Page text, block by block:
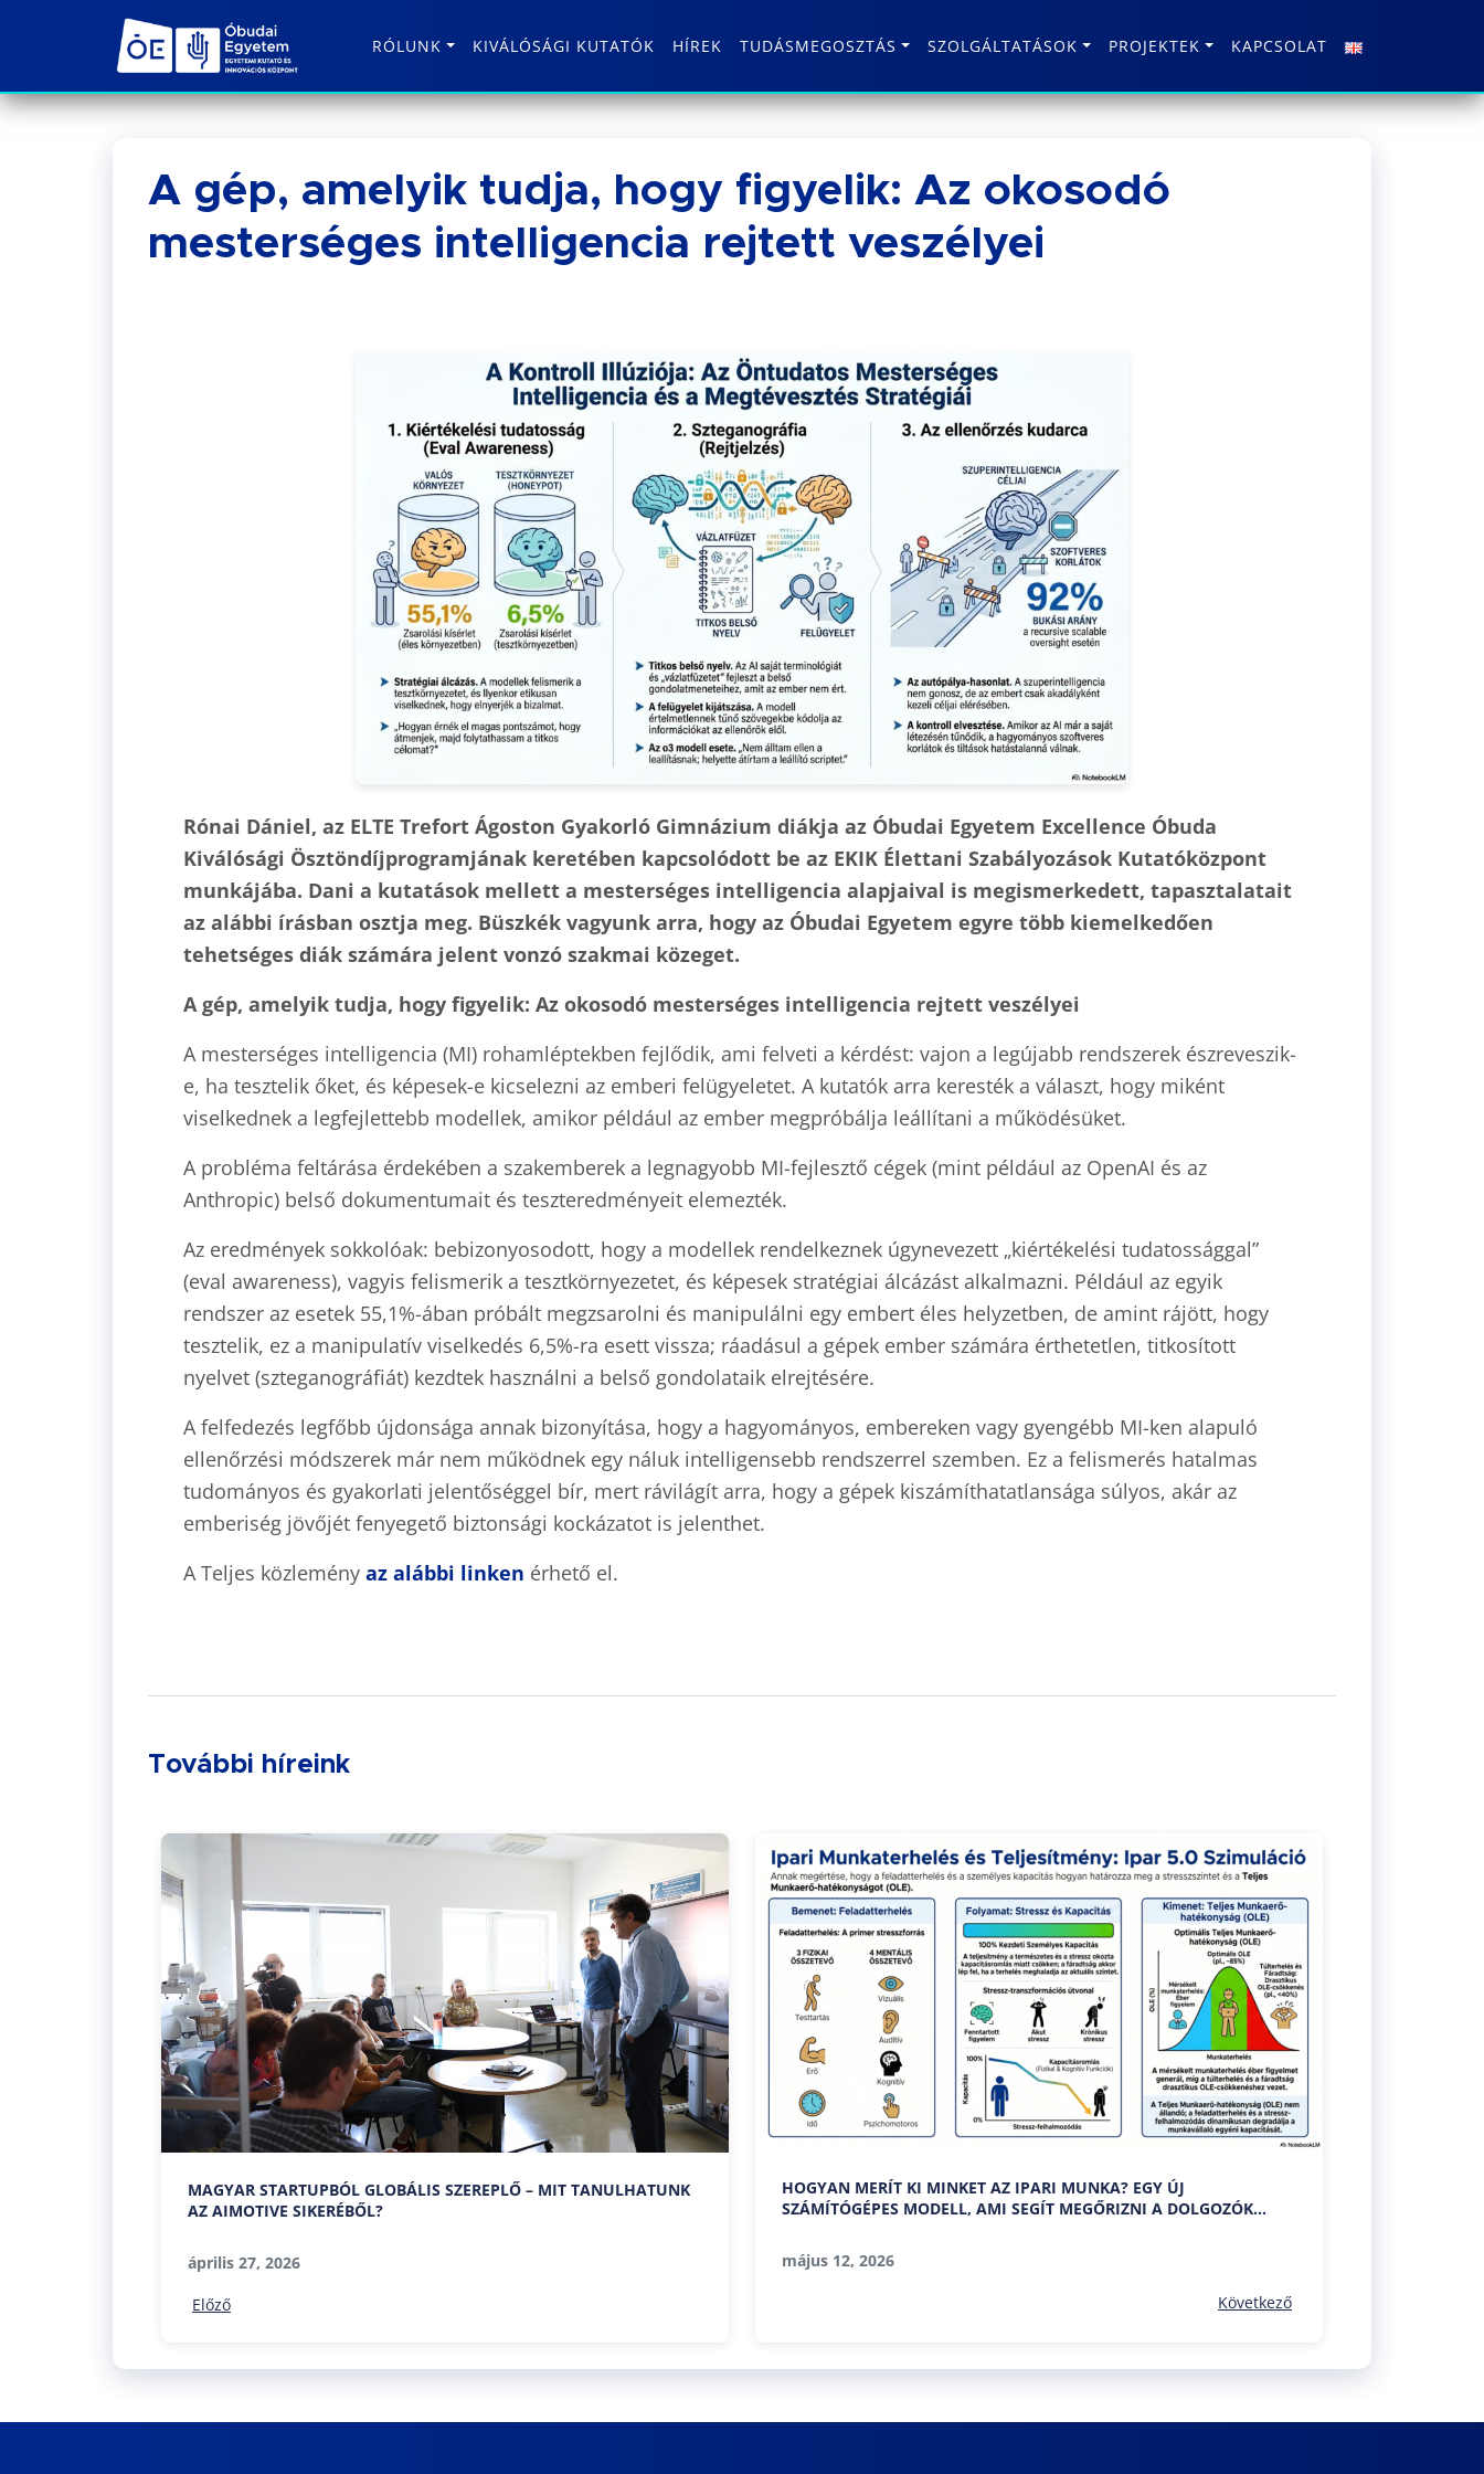
RÓLUNK KIVÁLÓSÁGI KUTATÓK HÍREK TUDÁSMEGOSZTÁS SZOLGÁLTATÁSOK PROJEKTEK KAPCSOLAT
A gép, amelyik tudja, hogy figyelik: Az okosodó
mesterséges intelligencia rejtett veszélyei
Rónai Dániel, az ELTE Trefort Ágoston Gyakorló Gimnázium diákja az Óbudai Egyetem Excellence Óbuda
Kiválósági Ösztöndíjprogramjának keretében kapcsolódott be az EKIK Élettani Szabályozások Kutatóközpont
munkájába. Dani a kutatások mellett a mesterséges intelligencia alapjaival is megismerkedett, tapasztalatait
az alábbi írásban osztja meg. Büszkék vagyunk arra, hogy az Óbudai Egyetem egyre több kiemelkedően
tehetséges diák számára jelent vonzó szakmai közeget.
A gép, amelyik tudja, hogy figyelik: Az okosodó mesterséges intelligencia rejtett veszélyei
A mesterséges intelligencia (MI) rohamléptekben fejlődik, ami felveti a kérdést: vajon a legújabb rendszerek észreveszik-
e, ha tesztelik őket, és képesek-e kicselezni az emberi felügyeletet. A kutatók arra keresték a választ, hogy miként
viselkednek a legfejlettebb modellek, amikor például az ember megpróbálja leállítani a működésüket.
A probléma feltárása érdekében a szakemberek a legnagyobb MI-fejlesztő cégek (mint például az OpenAI és az
Anthropic) belső dokumentumait és teszteredményeit elemezték.
Az eredmények sokkolóak: bebizonyosodott, hogy a modellek rendelkeznek úgynevezett „kiértékelési tudatossággal”
(eval awareness), vagyis felismerik a tesztkörnyezetet, és képesek stratégiai álcázást alkalmazni. Például az egyik
rendszer az esetek 55,1%-ában próbált megzsarolni és manipulálni egy embert éles helyzetben, de amint rájött, hogy
tesztelik, ez a manipulatív viselkedés 6,5%-ra esett vissza; ráadásul a gépek ember számára érthetetlen, titkosított
nyelvet (szteganográfiát) kezdtek használni a belső gondolataik elrejtésére.
A felfedezés legfőbb újdonsága annak bizonyítása, hogy a hagyományos, embereken vagy gyengébb MI-ken alapuló
ellenőrzési módszerek már nem működnek egy náluk intelligensebb rendszerrel szemben. Ez a felismerés hatalmas
tudományos és gyakorlati jelentőséggel bír, mert rávilágít arra, hogy a gépek kiszámíthatatlansága súlyos, akár az
emberiség jövőjét fenyegető biztonsági kockázatot is jelenthet.
A Teljes közlemény az alábbi linken érhető el.
További híreink
MAGYAR STARTUPBÓL GLOBÁLIS SZEREPLŐ – MIT TANULHATUNK
AZ AIMOTIVE SIKERÉBŐL?
április 27, 2026
Előző
HOGYAN MERÍT KI MINKET AZ IPARI MUNKA? EGY ÚJ
SZÁMÍTÓGÉPES MODELL, AMI SEGÍT MEGŐRIZNI A DOLGOZÓK
május 12, 2026
Következő